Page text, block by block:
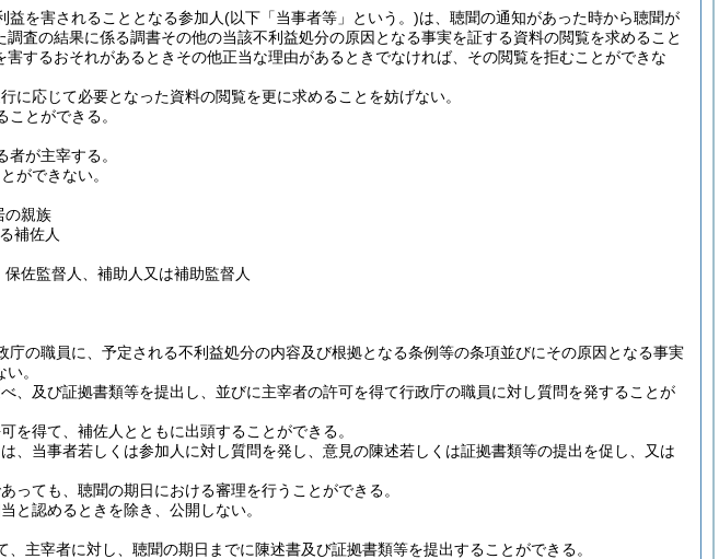
益を害されることとなる参加人(以下「当事者等」という。)は、聴聞の通知があった時から聴聞が
査の結果に係る調書その他の当該不利益処分の原因となる事実を証する資料の閲覧を求めること
するおそれがあるときその他正当な理由があるときでなければ、その閲覧を拒むことができな
に応じて必要となった資料の閲覧を更に求めることを妨げない。
とができる。
が主宰する。
ができない。
の親族
補佐人
佐監督人、補助人又は補助監督人
の職員に、予定される不利益処分の内容及び根拠となる条例等の条項並びにその原因となる事実
。
、及び証拠書類等を提出し、並びに主宰者の許可を得て行政庁の職員に対し質問を発することが
を得て、補佐人とともに出頭することができる。
、当事者若しくは参加人に対し質問を発し、意見の陳述若しくは証拠書類等の提出を促し、又は
っても、聴聞の期日における審理を行うことができる。
と認めるときを除き、公開しない。
主宰者に対し、聴聞の期日までに陳述書及び証拠書類等を提出することができる。